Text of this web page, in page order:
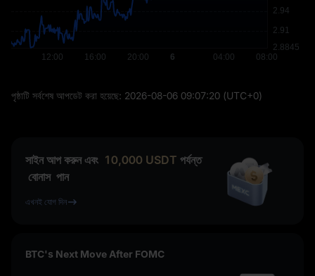
পৃষ্ঠাটি সর্বশেষ আপডেট করা হয়েছে: 2026-08-06 09:07:20 (UTC+0)
সাইন আপ করুন এবং 10,000 USDT পর্যন্ত
বোনাস পান
এখনই যোগ দিন
BTC's Next Move After FOMC